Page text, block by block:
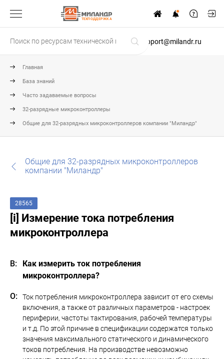
ТЕХПОДДЕРЖКА
support@milandr.ru
Главная
База знаний
Часто задаваемые вопросы
32-разрядные микроконтроллеры
Общие для 32-разрядных микроконтроллеров компании "Миландр"
Общие для 32-разрядных микроконтроллеров
компании "Миландр"
28565
[i] Измерение тока потребления
микроконтроллера
Как измерить ток потребления
микроконтроллера?
Ток потребления микроконтроллера зависит от его схемы
включения, а также от различных параметров - настроек
периферии, частоты тактирования, рабочей температуры
и т.д. По этой причине в спецификации содержатся только
значения максимального статического и динамического
токов потребления. На производстве невозможно